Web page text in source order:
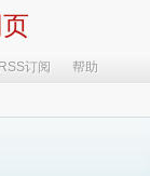
RSS订阅 帮助